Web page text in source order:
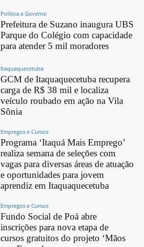
Política e Governo
Prefeitura de Suzano inaugura UBS
Parque do Colégio com capacidade
para atender 5 mil moradores
Itaquaquecetuba
GCM de Itaquaquecetuba recupera
carga de R$ 38 mil e localiza
veículo roubado em ação na Vila
Sônia
Empregos e Cursos
Programa ‘Itaquá Mais Emprego’
realiza semana de seleções com
vagas para diversas áreas de atuação
e oportunidades para jovem
aprendiz em Itaquaquecetuba
Empregos e Cursos
Fundo Social de Poá abre
inscrições para nova etapa de
cursos gratuitos do projeto ‘Mãos